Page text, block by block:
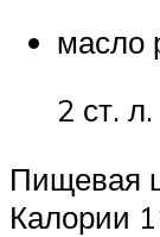
масло
2 ст. л.
Пищевая
Калории